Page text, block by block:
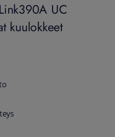
UC
kuulokkeet